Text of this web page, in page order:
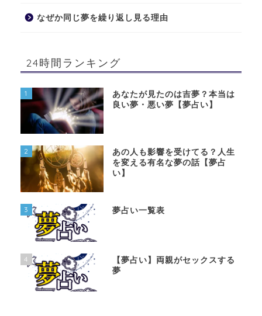
なぜか同じ夢を繰り返し見る理由
24時間ランキング
1
あなたが見たのは吉夢？本当は
良い夢・悪い夢【夢占い】
2
あの人も影響を受けてる？人生
を変える有名な夢の話【夢占
い】
3 夢占い一覧表
4
【夢占い】両親がセックスする
夢